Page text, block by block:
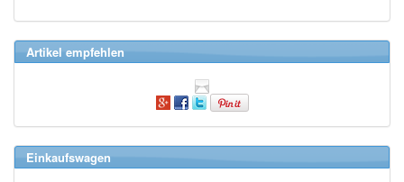
Artikel empfehlen
Einkaufswagen